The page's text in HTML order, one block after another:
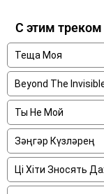
С этим
Теща Моя
Beyond The
Ты Не Мой
Зәңгәр Күзләрең
Ці Хіти Зносять